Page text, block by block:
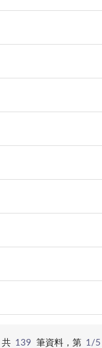
共 139 筆資料，第 1/5